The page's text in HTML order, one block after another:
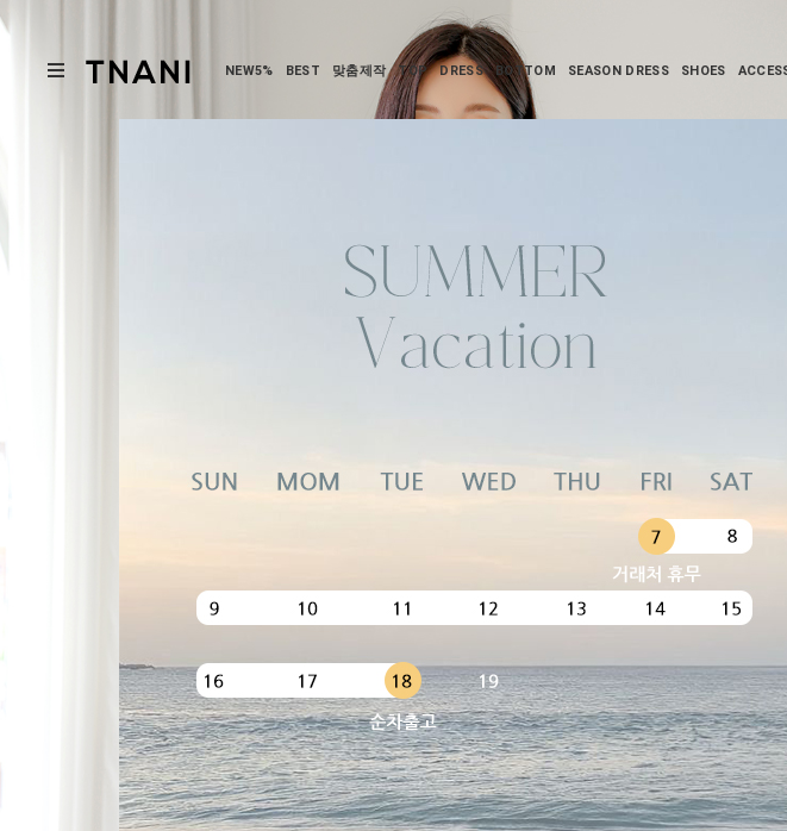
NEW5% BEST 맞춤제작 TOP DRESS BOTTOM SEASON DRESS SHOES